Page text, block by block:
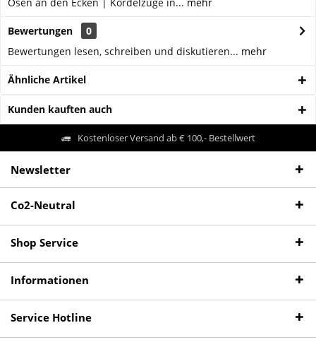
Bewertungen
0
Bewertungen lesen, schreiben und diskutieren... mehr
Ähnliche Artikel
Kunden kauften auch
Kostenloser Versand ab € 100,- Bestellwert
Newsletter
Co2-Neutral
Shop Service
Informationen
Service Hotline